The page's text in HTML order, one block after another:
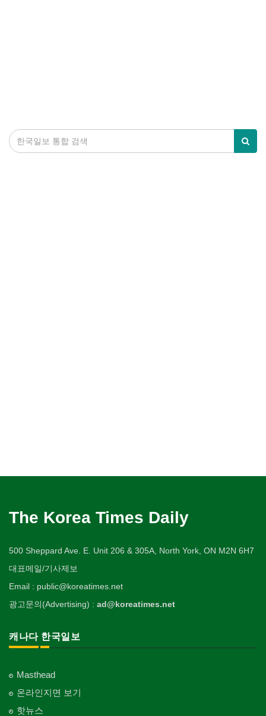
The Korea Times Daily
500 Sheppard Ave. E. Unit 206 & 305A, North York, ON M2N 6H7
대표메일/기사제보
Email : public@koreatimes.net
광고문의(Advertising) : ad@koreatimes.net
캐나다 한국일보
Masthead
온라인지면 보기
핫뉴스